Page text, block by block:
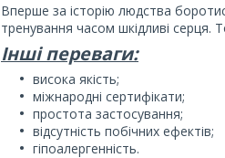
Вперше за історію людства
тренування часом шкідливі
Інші переваги:
висока якість;
міжнародні сертифікати;
простота застосування;
відсутність побічних ефектів;
гіпоалергенність.